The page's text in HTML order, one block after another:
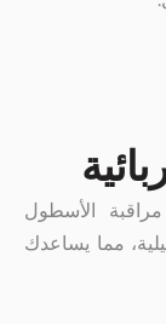
الأسطول
مما يساعدك